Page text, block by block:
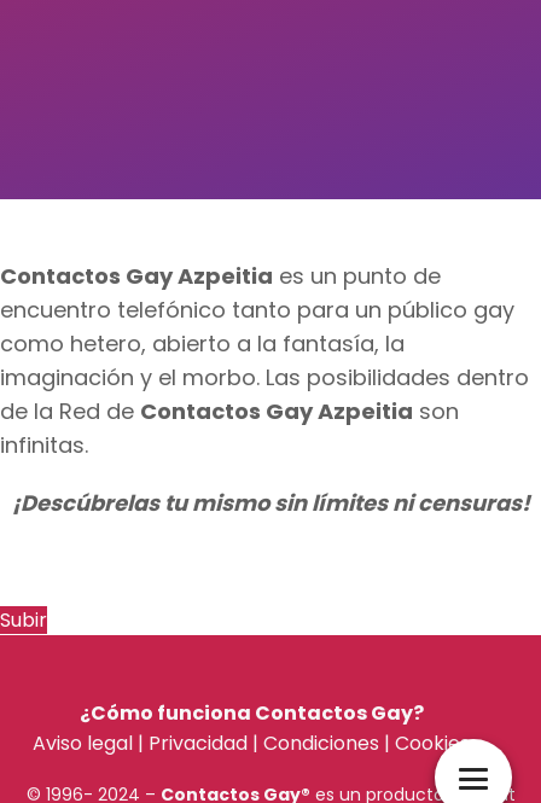
Contactos Gay Azpeitia es un punto de
encuentro telefónico tanto para un público gay
como hetero, abierto a la fantasía, la
imaginación y el morbo. Las posibilidades dentro
de la Red de Contactos Gay Azpeitia son
infinitas.
¡Descúbrelas tu mismo sin límites ni censuras!
Subir
¿Cómo funciona Contactos Gay?
Aviso legal | Privacidad | Condiciones | Cookies
© 1996- 2024 – Contactos Gay® es un producto de chat